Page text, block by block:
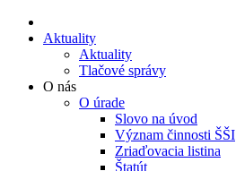
Aktuality
Aktuality
Tlačové správy
O nás
O úrade
Slovo na úvod
Význam činnosti ŠŠI
Zriaďovacia listina
Štatút